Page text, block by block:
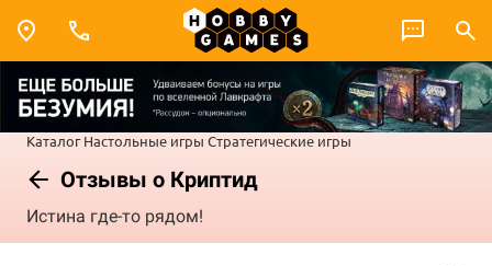
Каталог Настольные игры Стратегические игры
Отзывы о Криптид
Истина где-то рядом!